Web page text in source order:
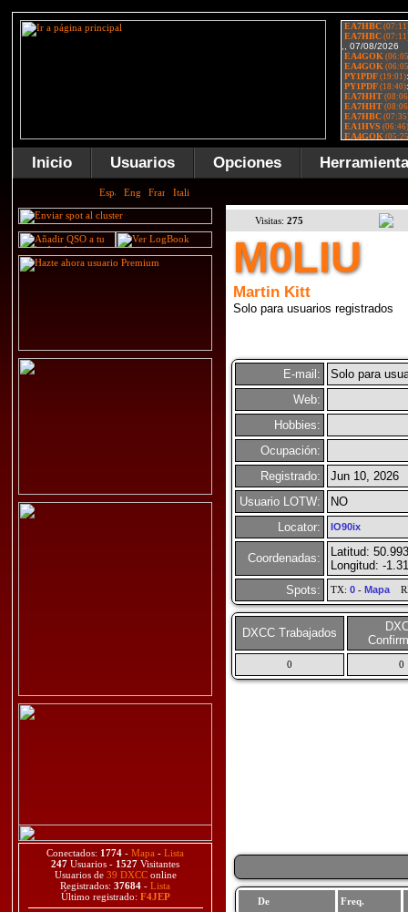
Inicio Usuarios Opciones
Conectados: 1774 - Mapa - Lista
247 Usuarios - 1527 Visitantes
Usuarios de 39 DXCConline
Registrados: 37684 - Lista
Último registrado: F4JEP
Visitas: 275
M0LIU
Martin Kitt
Solo para usuarios registrados
E-mail:
Solo para
Web:
Hobbies:
Ocupación:
Registrado:
Jun 10, 2026
Usuario LOTW:
NO
Locator:
IO90ix
Coordenadas:
Latitud:
Longitud: -
Spots:
TX: 0- Mapa
DXCC Trabajados
0 0
De Freq.